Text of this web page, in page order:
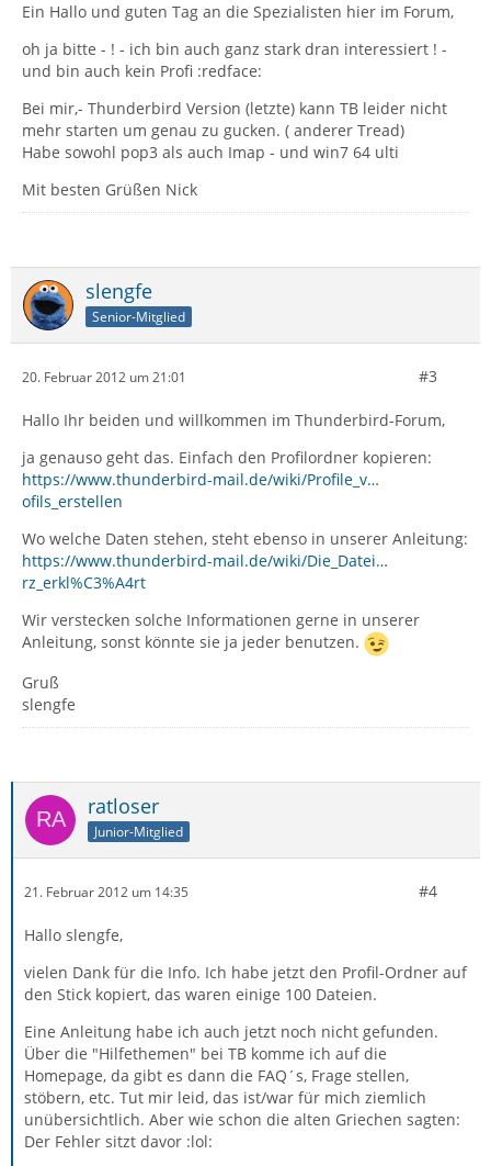
Ein Hallo und guten Tag an die Spezialisten hier im Forum,
oh ja bitte - ! - ich bin auch ganz stark dran interessiert ! -
und bin auch kein Profi :redface:
Bei mir,- Thunderbird Version (letzte) kann TB leider nicht
mehr starten um genau zu gucken. ( anderer Tread)
Habe sowohl pop3 als auch Imap - und win7 64 ulti
Mit besten Grüßen Nick
slengfe
Senior-Mitglied
20. Februar 2012 um 21:01 #3
Hallo Ihr beiden und willkommen im Thunderbird-Forum,
ja genauso geht das. Einfach den Profilordner kopieren:
https://www.thunderbird-mail.de/wiki/Profile_v…
ofils_erstellen
Wo welche Daten stehen, steht ebenso in unserer Anleitung:
https://www.thunderbird-mail.de/wiki/Die_Datei…
rz_erkl%C3%A4rt
Wir verstecken solche Informationen gerne in unserer
Anleitung, sonst könnte sie ja jeder benutzen.
Gruß
slengfe
ratloser
Junior-Mitglied
21. Februar 2012 um 14:35 #4
Hallo slengfe,
vielen Dank für die Info. Ich habe jetzt den Profil-Ordner auf
den Stick kopiert, das waren einige 100 Dateien.
Eine Anleitung habe ich auch jetzt noch nicht gefunden.
Über die "Hilfethemen" bei TB komme ich auf die
Homepage, da gibt es dann die FAQ´s, Frage stellen,
stöbern, etc. Tut mir leid, das ist/war für mich ziemlich
unübersichtlich. Aber wie schon die alten Griechen sagten:
Der Fehler sitzt davor :lol: